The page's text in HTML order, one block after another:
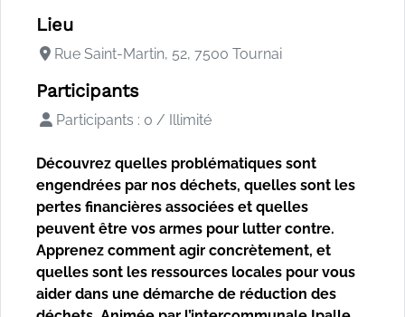
Découvrez quelles problématiques sont
engendrées par nos déchets, quelles sont les
pertes financières associées et quelles
peuvent être vos armes pour lutter contre.
Apprenez comment agir concrètement, et
quelles sont les ressources locales pour vous
aider dans une démarche de réduction des
Lieu
Rue Saint-Martin, 52, 7500 Tournai
Participants
Participants : 0 / Illimité